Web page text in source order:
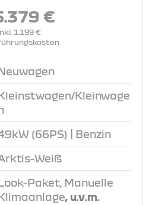
€
1.199 €
Kleinwage
(66PS) | Benzin
Weiß
Paket, Manuelle
, u.v.m.